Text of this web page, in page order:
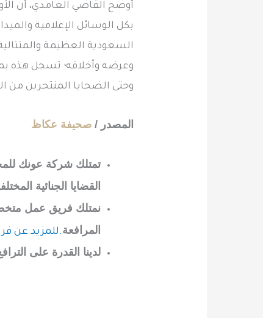
أوضح القاضي الغامدي، أن
بكل الوسائل الإعلامية
السعودية العظيمة
وعرضه وأخلاقه؛ تسجل هذه
وحتى الضحايا المنتحرين من
المصدر /صحيفة عكاظ
تمتلك شركة عونك
القضايا الجنائية
نمتلك فريق عمل
المرافعة.للمزيد عن
لدينا القدرة على